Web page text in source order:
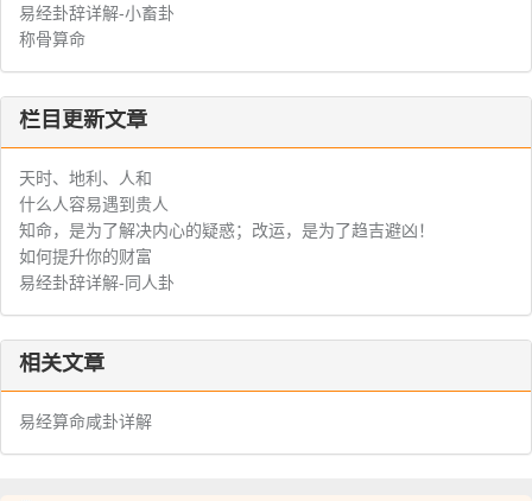
易经卦辞详解-小畜卦
称骨算命
栏目更新文章
天时、地利、人和
什么人容易遇到贵人
知命，是为了解决内心的疑惑；改运，是为了趋吉避凶！
如何提升你的财富
易经卦辞详解-同人卦
相关文章
易经算命咸卦详解